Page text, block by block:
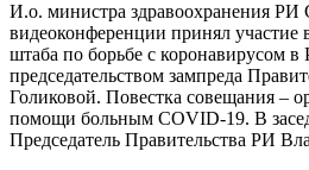
И.о. министра здравоохранения
видеоконференции принял участие
штаба по борьбе с коронавирусом в
председательством зампреда
Голиковой. Повестка совещания –
помощи больным COVID-19. В
Председатель Правительства РИ